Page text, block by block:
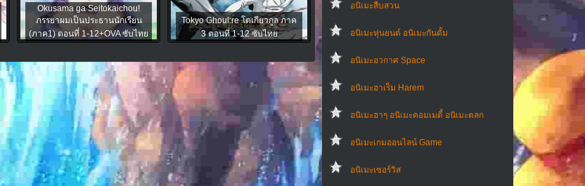
อนิเมะสืบสวน
อนิเมะหุ่นยนต์ อนิเมะกันดั้ม
อนิเมะอวกาศ Space
อนิเมะฮาเร็ม Harem
อนิเมะฮาๆ อนิเมะคอมเมดี้ อนิเมะตลก
อนิเมะเกมออนไลน์ Game
อนิเมะเซอร์วิส
Okusama ga Seitokaichou!
ภรรยาผมเป็นประธานนักเรียน
(ภาค1) ตอนที่ 1-12+OVA ซับไทย
Tokyo Ghoul:re โตเกียวกูล ภาค
3 ตอนที่ 1-12 ซับไทย